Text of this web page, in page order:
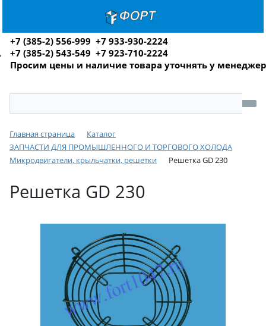
+7 (385-2) 556-999 +7 933-930-2224
+7 (385-2) 543-549 +7 923-710-2224
Просим цены и наличие товара уточнять у
Главная страница
Каталог
ЗАПЧАСТИ ДЛЯ ПРОМЫШЛЕННОГО И ТОРГОВОГО ХОЛОДА
Микродвигатели, крыльчатки, решетки
Решетка GD 230
Решетка GD 230